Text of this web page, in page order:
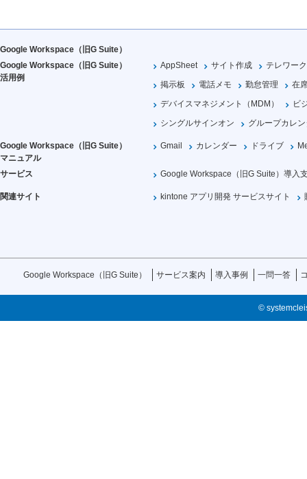
Google Workspace（旧G Suite）
Google Workspace（旧G Suite）
活用例
AppSheet サイト作成
テレワーク
掲示板
電話メモ 勤怠管理
在
デバイスマネジメント（MDM）
ビ
シングルサインオン
グループカレ
Google Workspace（旧G Suite）
マニュアル
Gmail カレンダー ドライブ
サービス Google Workspace（旧G Suite）導入
関連サイト kintone アプリ開発 サービスサイト
Google Workspace（旧G Suite） サービス案内 導入事例 一問一答
©